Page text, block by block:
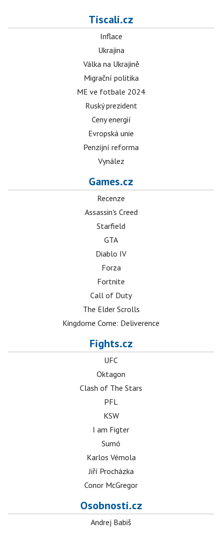
Tiscali.cz
Inflace
Ukrajina
Válka na Ukrajině
Migrační politika
ME ve fotbale 2024
Ruský prezident
Ceny energií
Evropská unie
Penzijní reforma
Vynález
Games.cz
Recenze
Assassin's Creed
Starfield
GTA
Diablo IV
Forza
Fortnite
Call of Duty
The Elder Scrolls
Kingdome Come: Deliverence
Fights.cz
UFC
Oktagon
Clash of The Stars
PFL
KSW
I am Figter
Sumó
Karlos Vémola
Jiří Procházka
Conor McGregor
Osobnosti.cz
Andrej Babiš